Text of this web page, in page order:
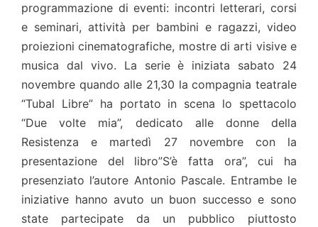
programmazione di eventi: incontri letterari, corsi
e seminari, attività per bambini e ragazzi, video
proiezioni cinematografiche, mostre di arti visive e
musica dal vivo. La serie è iniziata sabato 24
novembre quando alle 21,30 la compagnia teatrale
“Tubal Libre” ha portato in scena lo spettacolo
“Due volte mia”, dedicato alle donne della
Resistenza e martedì 27 novembre con la
presentazione del libro”S’è fatta ora”, cui ha
presenziato l’autore Antonio Pascale. Entrambe le
iniziative hanno avuto un buon successo e sono
state partecipate da un pubblico piuttosto